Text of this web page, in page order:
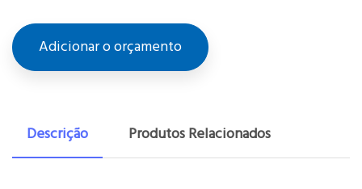
Adicionar o orçamento
Descrição Produtos Relacionados